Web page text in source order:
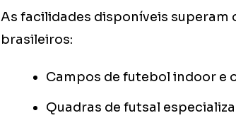
As facilidades disponíveis
brasileiros:
Campos de futebol indoor e
Quadras de futsal